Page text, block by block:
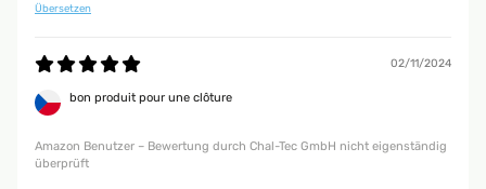
Gutes Produkt, einfach anzubringen und sieht schön aus.
Amazon Benutzer – Bewertung durch Chal-Tec GmbH nicht eigenständig
überprüft
Übersetzen
02/11/2024
bon produit pour une clôture
Amazon Benutzer – Bewertung durch Chal-Tec GmbH nicht eigenständig
überprüft